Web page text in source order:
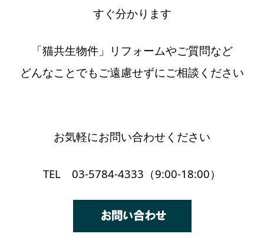
すぐ分かります
「猫共生物件」リフォームやご質問など
どんなことでもご遠慮せずにご相談ください
お気軽にお問い合わせください
TEL 03-5784-4333（9:00-18:00）